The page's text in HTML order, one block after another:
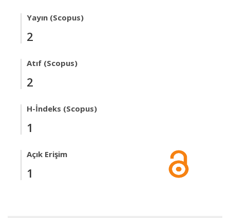
Yayın (Scopus)
2
Atıf (Scopus)
2
H-İndeks (Scopus)
1
Açık Erişim
1